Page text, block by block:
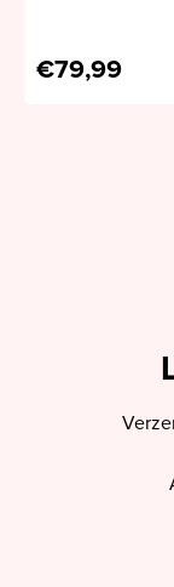
€79,99